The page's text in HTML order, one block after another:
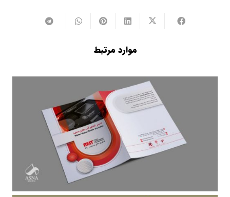
موارد مرتبط